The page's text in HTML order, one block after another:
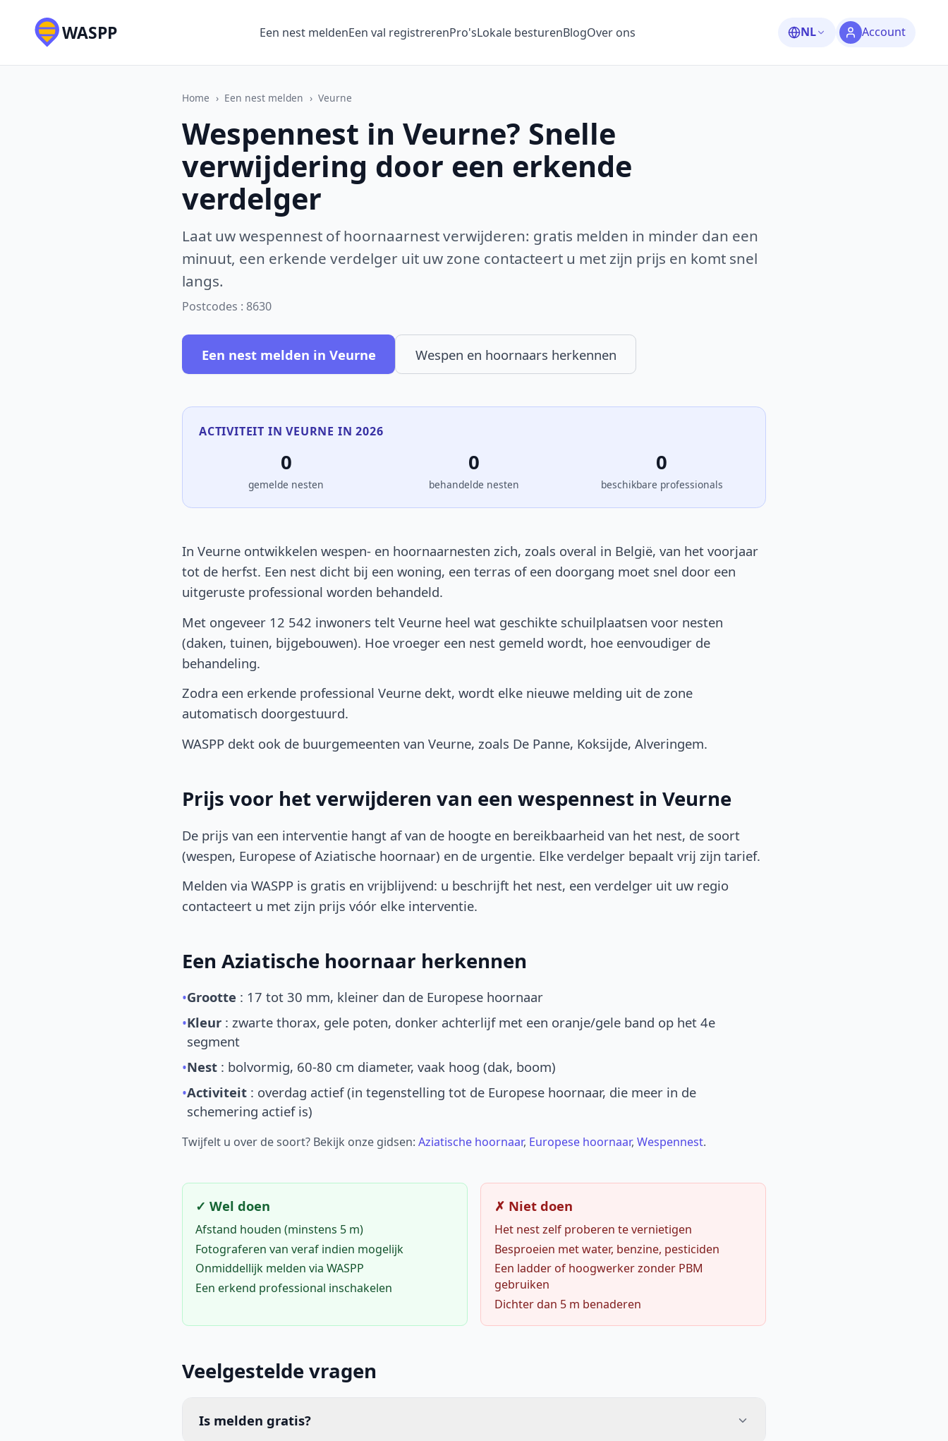
WASPP Een nest meldenEen val registrerenPro'sLokale besturenBlogOver ons NL Account
Home › Een nest melden › Veurne
Wespennest in Veurne? Snelle
verwijdering door een erkende
verdelger
Laat uw wespennest of hoornaarnest verwijderen: gratis melden in minder dan een
minuut, een erkende verdelger uit uw zone contacteert u met zijn prijs en komt snel
langs.
Postcodes : 8630
Een nest melden in Veurne Wespen en hoornaars herkennen
ACTIVITEIT IN VEURNE IN 2026
0
gemelde nesten
0
behandelde nesten
0
beschikbare professionals
In Veurne ontwikkelen wespen- en hoornaarnesten zich, zoals overal in België, van het voorjaar
tot de herfst. Een nest dicht bij een woning, een terras of een doorgang moet snel door een
uitgeruste professional worden behandeld.
Met ongeveer 12 542 inwoners telt Veurne heel wat geschikte schuilplaatsen voor nesten
(daken, tuinen, bijgebouwen). Hoe vroeger een nest gemeld wordt, hoe eenvoudiger de
behandeling.
Zodra een erkende professional Veurne dekt, wordt elke nieuwe melding uit de zone
automatisch doorgestuurd.
WASPP dekt ook de buurgemeenten van Veurne, zoals De Panne, Koksijde, Alveringem.
Prijs voor het verwijderen van een wespennest in Veurne
De prijs van een interventie hangt af van de hoogte en bereikbaarheid van het nest, de soort
(wespen, Europese of Aziatische hoornaar) en de urgentie. Elke verdelger bepaalt vrij zijn tarief.
Melden via WASPP is gratis en vrijblijvend: u beschrijft het nest, een verdelger uit uw regio
contacteert u met zijn prijs vóór elke interventie.
Een Aziatische hoornaar herkennen
•Grootte : 17 tot 30 mm, kleiner dan de Europese hoornaar
•Kleur : zwarte thorax, gele poten, donker achterlijf met een oranje/gele band op het 4e
segment
•Nest : bolvormig, 60-80 cm diameter, vaak hoog (dak, boom)
•Activiteit : overdag actief (in tegenstelling tot de Europese hoornaar, die meer in de
schemering actief is)
Twijfelt u over de soort? Bekijk onze gidsen: Aziatische hoornaar, Europese hoornaar, Wespennest.
✓ Wel doen
Afstand houden (minstens 5 m)
Fotograferen van veraf indien mogelijk
Onmiddellijk melden via WASPP
Een erkend professional inschakelen
✗ Niet doen
Het nest zelf proberen te vernietigen
Besproeien met water, benzine, pesticiden
Een ladder of hoogwerker zonder PBM
gebruiken
Dichter dan 5 m benaderen
Veelgestelde vragen
Is melden gratis?